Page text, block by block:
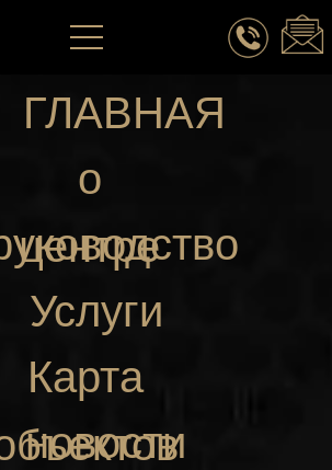
новости
Карта
ГЛАВНАЯ
о
центре
Услуги